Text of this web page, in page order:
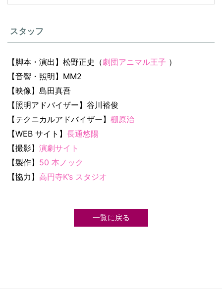
スタッフ
【脚本・演出】松野正史（劇団アニマル王子 ）
【音響・照明】MM2
【映像】島田真吾
【照明アドバイザー】谷川裕俊
【テクニカルアドバイザー】 棚原治
【WEB サイト】 長通悠陽
【撮影】 演劇サイト
【製作】 50 本ノック
【協力】 高円寺K’s スタジオ
一覧に戻る